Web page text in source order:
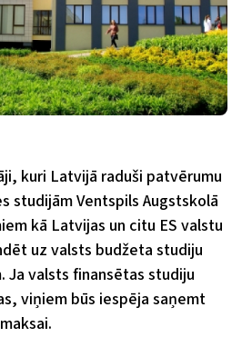
kuri Latvijā raduši patvērumu
studijām Ventspils Augstskolā
kā Latvijas un citu ES valstu
uz valsts budžeta studiju
Ja valsts finansētas studiju
viņiem būs iespēja saņemt